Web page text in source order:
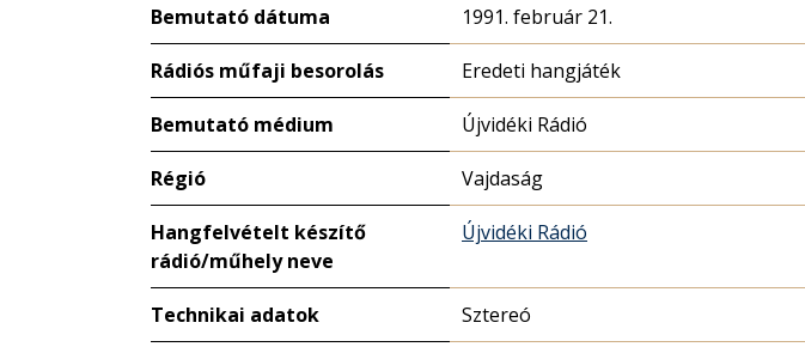
Bemutató dátuma 1991. február 21.
Rádiós műfaji besorolás Eredeti hangjáték
Bemutató médium Újvidéki Rádió
Régió Vajdaság
Hangfelvételt készítő
rádió/műhely neve
Újvidéki Rádió
Technikai adatok Sztereó